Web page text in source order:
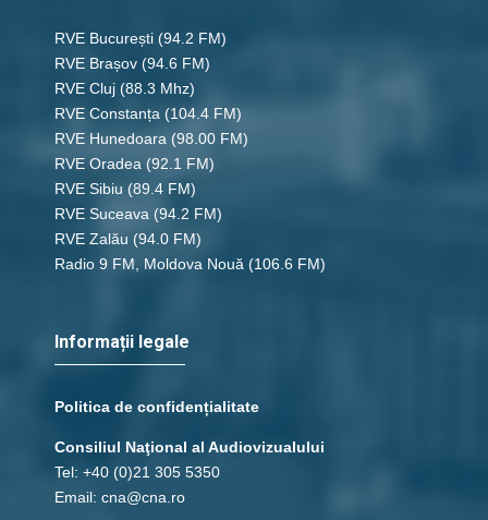
RVE București (94.2 FM)
RVE Brașov (94.6 FM)
RVE Cluj (88.3 Mhz)
RVE Constanța (104.4 FM)
RVE Hunedoara (98.00 FM)
RVE Oradea (92.1 FM)
RVE Sibiu (89.4 FM)
RVE Suceava (94.2 FM)
RVE Zalău (94.0 FM)
Radio 9 FM, Moldova Nouă (106.6 FM)
Informații legale
Politica de confidențialitate
Consiliul Naţional al Audiovizualului
Tel: +40 (0)21 305 5350
Email: cna@cna.ro